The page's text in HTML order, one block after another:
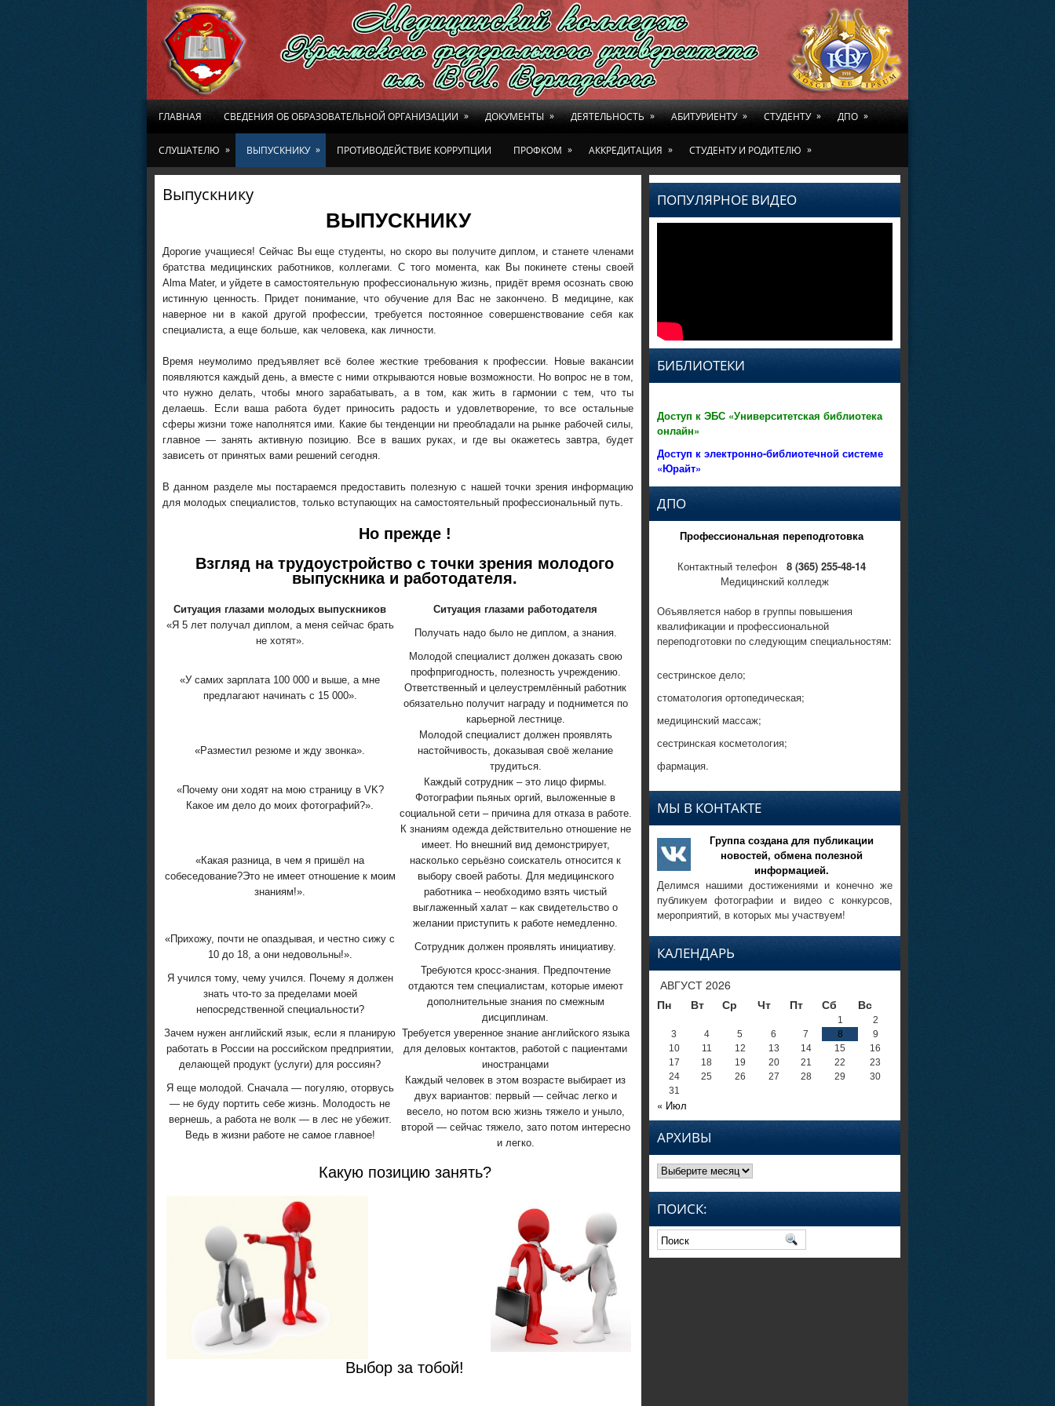
ГЛАВНАЯ СВЕДЕНИЯ ОБ ОБРАЗОВАТЕЛЬНОЙ ОРГАНИЗАЦИИ » ДОКУМЕНТЫ » ДЕЯТЕЛЬНОСТЬ » АБИТУРИЕНТУ » СТУДЕНТУ » ДПО »
СЛУШАТЕЛЮ » ВЫПУСКНИКУ » ПРОТИВОДЕЙСТВИЕ КОРРУПЦИИ ПРОФКОМ » АККРЕДИТАЦИЯ » СТУДЕНТУ И РОДИТЕЛЮ »
Выпускнику
ВЫПУСКНИКУ
Дорогие учащиеся! Сейчас Вы еще студенты, но скоро вы получите диплом, и станете членами
братства медицинских работников, коллегами. С того момента, как Вы покинете стены своей
Аlma Мater, и уйдете в самостоятельную профессиональную жизнь, придёт время осознать свою
истинную ценность. Придет понимание, что обучение для Вас не закончено. В медицине, как
наверное ни в какой другой профессии, требуется постоянное совершенствование себя как
специалиста, а еще больше, как человека, как личности.
Время неумолимо предъявляет всё более жесткие требования к профессии. Новые вакансии
появляются каждый день, а вместе с ними открываются новые возможности. Но вопрос не в том,
что нужно делать, чтобы много зарабатывать, а в том, как жить в гармонии с тем, что ты
делаешь. Если ваша работа будет приносить радость и удовлетворение, то все остальные
сферы жизни тоже наполнятся ими. Какие бы тенденции ни преобладали на рынке рабочей силы,
главное — занять активную позицию. Все в ваших руках, и где вы окажетесь завтра, будет
зависеть от принятых вами решений сегодня.
В данном разделе мы постараемся предоставить полезную с нашей точки зрения информацию
для молодых специалистов, только вступающих на самостоятельный профессиональный путь.
Но прежде !
Взгляд на трудоустройствос точки зрения молодого
выпускника и работодателя.
Ситуация глазами молодых выпускников
Ситуация глазами работодателя
«Я 5 лет получал диплом, а меня сейчас брать
не хотят».
Получать надо было не диплом, а знания.
«У самих зарплата 100 000 и выше, а мне
предлагают начинать с 15 000».
Молодой специалист должен доказать свою
профпригодность, полезность учреждению.
Ответственный и целеустремлённый работник
обязательно получит награду и поднимется по
карьерной лестнице.
«Разместил резюме и жду звонка».
Молодой специалист должен проявлять
настойчивость, доказывая своё желание
трудиться.
«Почему они ходят на мою страницу в VK?
Какое им дело до моих фотографий?».
Каждый сотрудник – это лицо фирмы.
Фотографии пьяных оргий, выложенные в
социальной сети – причина для отказа в работе.
«Какая разница, в чем я пришёл на
собеседование?Это не имеет отношение к моим
знаниям!».
К знаниям одежда действительно отношение не
имеет. Но внешний вид демонстрирует,
насколько серьёзно соискатель относится к
выбору своей работы. Для медицинского
работника – необходимо взять чистый
выглаженный халат – как свидетельство о
желании приступить к работе немедленно.
«Прихожу, почти не опаздывая, и честно сижу с
10 до 18, а они недовольны!».
Сотрудник должен проявлять инициативу.
Я учился тому, чему учился. Почему я должен
знать что-то за пределами моей
непосредственной специальности?
Требуются кросс-знания. Предпочтение
отдаются тем специалистам, которые имеют
дополнительные знания по смежным
дисциплинам.
Зачем нужен английский язык, если я планирую
работать в России на российском предприятии,
делающей продукт (услуги) для россиян?
Требуется уверенное знание английского языка
для деловых контактов, работой с пациентами
иностранцами
Я еще молодой. Сначала — погуляю, оторвусь
— не буду портить себе жизнь. Молодость не
вернешь, а работа не волк — в лес не убежит.
Ведь в жизни работе не самое главное!
Каждый человек в этом возрасте выбирает из
двух вариантов: первый — сейчас легко и
весело, но потом всю жизнь тяжело и уныло,
второй — сейчас тяжело, зато потом интересно
и легко.
Какую позицию занять?
Выбор за тобой!
ПОПУЛЯРНОЕ ВИДЕО
БИБЛИОТЕКИ
Доступ к ЭБС «Университетская библиотека
онлайн»
Доступ к электронно-библиотечной системе
«Юрайт»
ДПО
Профессиональная переподготовка
Контактный телефон 8 (365) 255-48-14
Медицинский колледж
Объявляется набор в группы повышения
квалификации и профессиональной
переподготовки по следующим специальностям:
сестринское дело;
стоматология ортопедическая;
медицинский массаж;
сестринская косметология;
фармация.
МЫ В КОНТАКТЕ
Группа создана для публикации
новостей, обмена полезной
информацией.
Делимся нашими достижениями и конечно же
публикуем фотографии и видео с конкурсов,
мероприятий, в которых мы участвуем!
КАЛЕНДАРЬ
АВГУСТ 2026
Пн
Вт Ср Чт Пт Сб Вс
1
2
3
4 5 6 7 8
9
10
11 12 13 14 15
16
17
18 19 20 21 22
23
24
25 26 27 28 29
30
31
« Июл
АРХИВЫ
Архивы
ПОИСК: